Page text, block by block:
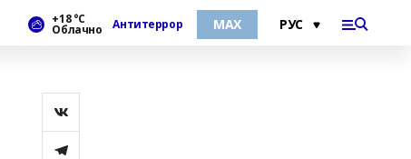
+18 °С
Облачно Антитеррор МАХ